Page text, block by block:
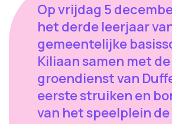
Op vrijdag 5
het derde leerjaar
gemeentelijke
Kiliaan samen met de
groendienst van
eerste struiken en
van het speelplein